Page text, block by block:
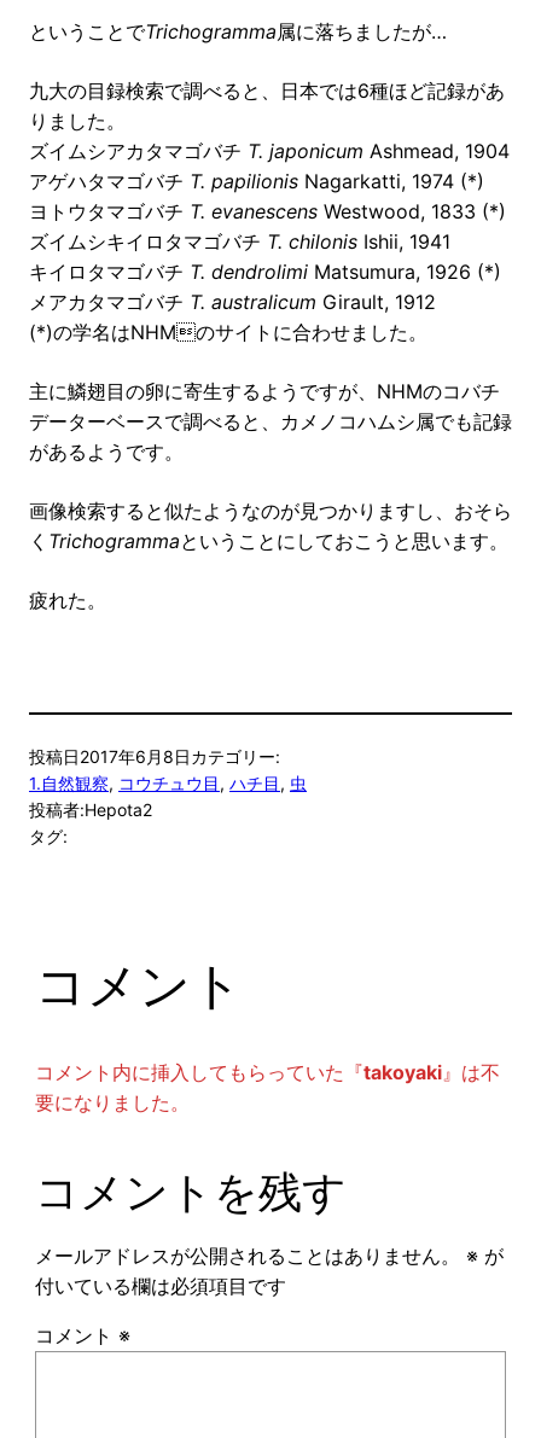
ということでTrichogramma属に落ちましたが…
九大の目録検索で調べると、日本では6種ほど記録があ
りました。
ズイムシアカタマゴバチ T. japonicum Ashmead, 1904
アゲハタマゴバチ T. papilionis Nagarkatti, 1974 (*)
ヨトウタマゴバチ T. evanescens Westwood, 1833 (*)
ズイムシキイロタマゴバチ T. chilonis Ishii, 1941
キイロタマゴバチ T. dendrolimi Matsumura, 1926 (*)
メアカタマゴバチ T. australicum Girault, 1912
(*)の学名はNHMのサイトに合わせました。
主に鱗翅目の卵に寄生するようですが、NHMのコバチ
データーベースで調べると、カメノコハムシ属でも記録
があるようです。
画像検索すると似たようなのが見つかりますし、おそら
く Trichogrammaということにしておこうと思います。
疲れた。
投稿日2017年6月8日カテゴリー:
1.自然観察, コウチュウ目, ハチ目, 虫
投稿者:Hepota2
タグ:
コメント
コメント内に挿入してもらっていた『takoyaki』は不
要になりました。
コメントを残す
メールアドレスが公開されることはありません。 ※が
付いている欄は必須項目です
コメント ※